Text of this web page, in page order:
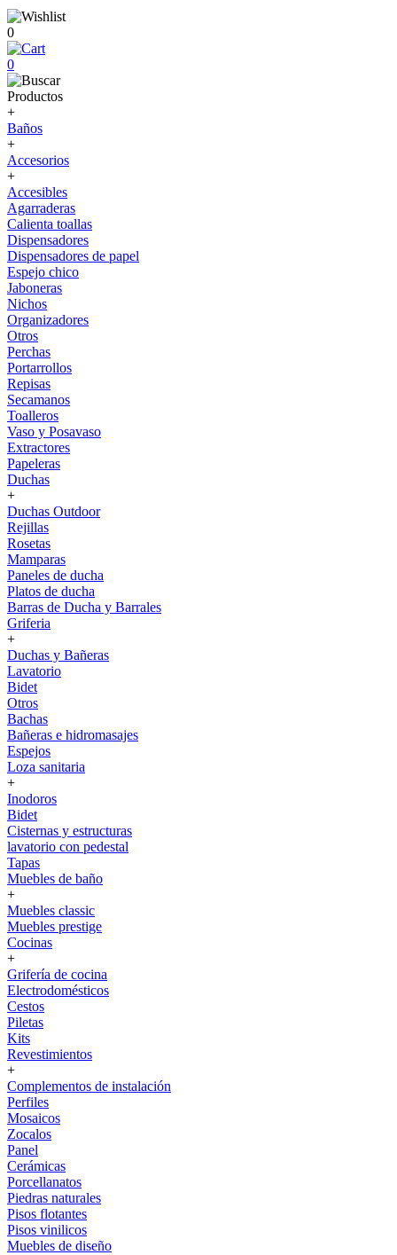
0
0
Productos
+
Baños
+
Accesorios
+
Accesibles
Agarraderas
Calienta toallas
Dispensadores
Dispensadores de papel
Espejo chico
Jaboneras
Nichos
Organizadores
Otros
Perchas
Portarrollos
Repisas
Secamanos
Toalleros
Vaso y Posavaso
Extractores
Papeleras
Duchas
+
Duchas Outdoor
Rejillas
Rosetas
Mamparas
Paneles de ducha
Platos de ducha
Barras de Ducha y Barrales
Griferia
+
Duchas y Bañeras
Lavatorio
Bidet
Otros
Bachas
Bañeras e hidromasajes
Espejos
Loza sanitaria
+
Inodoros
Bidet
Cisternas y estructuras
lavatorio con pedestal
Tapas
Muebles de baño
+
Muebles classic
Muebles prestige
Cocinas
+
Grifería de cocina
Electrodomésticos
Cestos
Piletas
Kits
Revestimientos
+
Complementos de instalación
Perfiles
Mosaicos
Zocalos
Panel
Cerámicas
Porcellanatos
Piedras naturales
Pisos flotantes
Pisos vinilicos
Muebles de diseño